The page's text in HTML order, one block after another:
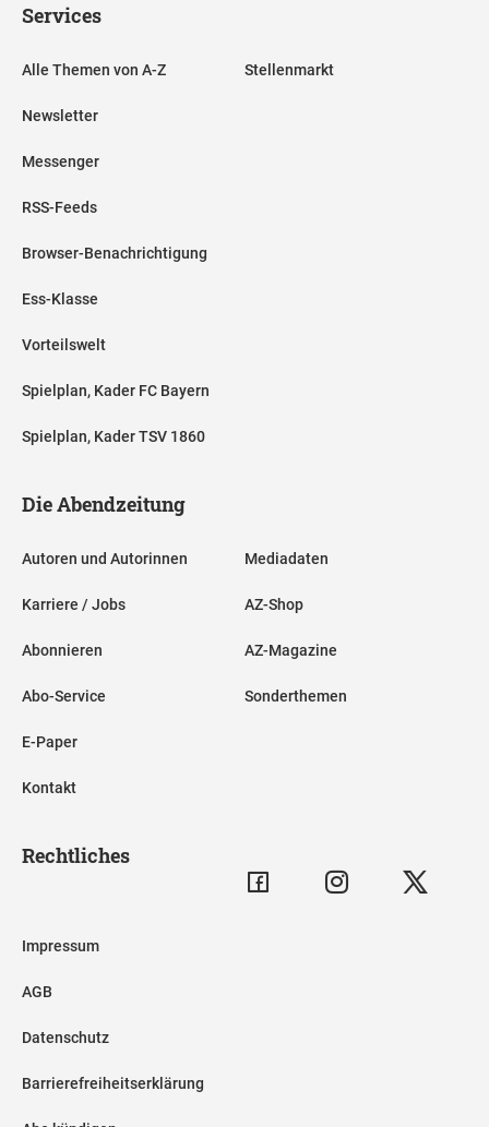
Services
Alle Themen von A-Z
Newsletter
Messenger
RSS-Feeds
Browser-Benachrichtigung
Ess-Klasse
Vorteilswelt
Spielplan, Kader FC Bayern
Spielplan, Kader TSV 1860
Stellenmarkt
Die Abendzeitung
Autoren und Autorinnen
Karriere / Jobs
Abonnieren
Abo-Service
E-Paper
Kontakt
Mediadaten
AZ-Shop
AZ-Magazine
Sonderthemen
Rechtliches
Impressum
AGB
Datenschutz
Barrierefreiheitserklärung